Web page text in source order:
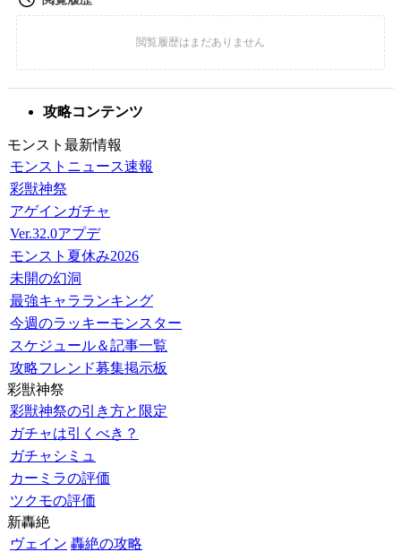
攻略コンテンツ
モンスト最新情報
モンストニュース速報
彩獣神祭
アゲインガチャ
Ver.32.0アプデ
モンスト夏休み2026
未開の幻洞
最強キャラランキング
今週のラッキーモンスター
スケジュール＆記事一覧
攻略フレンド募集掲示板
彩獣神祭
彩獣神祭の引き方と限定
ガチャは引くべき？
ガチャシミュ
カーミラの評価
ツクモの評価
新轟絶
ヴェイン 轟絶の攻略